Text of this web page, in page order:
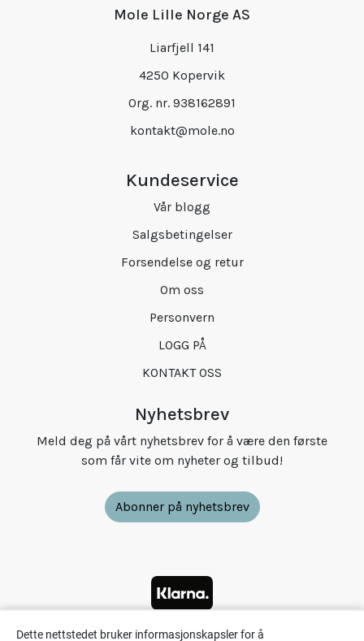
Dette nettstedet bruker informasjonskapsler for å
Mole Lille Norge AS
Liarfjell 141
4250 Kopervik
Org. nr. 938162891
kontakt@mole.no
Kundeservice
Vår blogg
Salgsbetingelser
Forsendelse og retur
Om oss
Personvern
LOGG PÅ
KONTAKT OSS
Nyhetsbrev
Meld deg på vårt nyhetsbrev for å være den første
som får vite om nyheter og tilbud!
Abonner på nyhetsbrev